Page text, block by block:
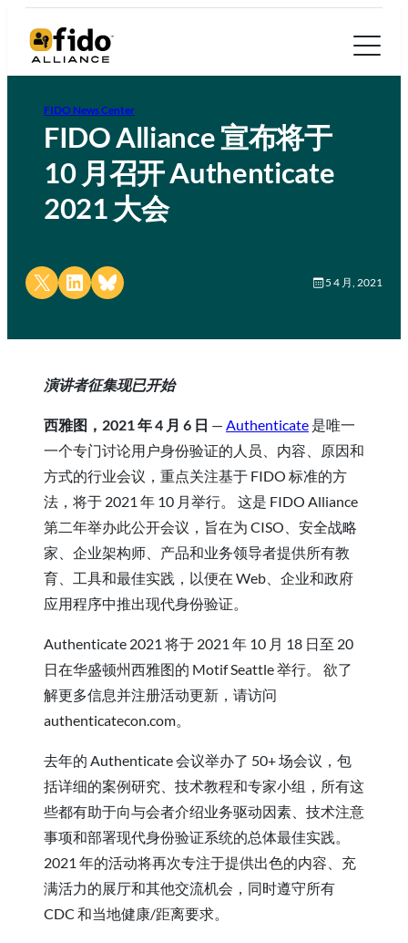
FIDO News Center
FIDO Alliance 宣布将于
10 月召开 Authenticate
2021 大会
Share on X Share on LinkedIn
Share on Bluesky 5 4 月, 2021
演讲者征集现已开始
西雅图，2021 年 4 月 6 日 — Authenticate 是唯一
一个专门讨论用户身份验证的人员、内容、原因和
方式的行业会议，重点关注基于 FIDO 标准的方
法，将于 2021 年 10 月举行。 这是 FIDO Alliance
第二年举办此公开会议，旨在为 CISO、安全战略
家、企业架构师、产品和业务领导者提供所有教
育、工具和最佳实践，以便在 Web、企业和政府
应用程序中推出现代身份验证。
Authenticate 2021 将于 2021 年 10 月 18 日至 20
日在华盛顿州西雅图的 Motif Seattle 举行。 欲了
解更多信息并注册活动更新，请访问
authenticatecon.com。
去年的 Authenticate 会议举办了 50+ 场会议，包
括详细的案例研究、技术教程和专家小组，所有这
些都有助于向与会者介绍业务驱动因素、技术注意
事项和部署现代身份验证系统的总体最佳实践。
2021 年的活动将再次专注于提供出色的内容、充
满活力的展厅和其他交流机会，同时遵守所有
CDC 和当地健康/距离要求。